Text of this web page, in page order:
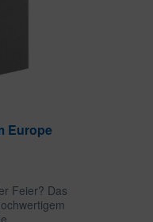
Europe
Feier? Das